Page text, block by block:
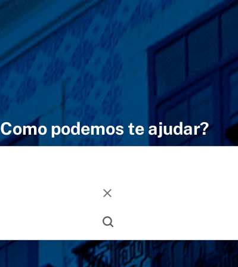
Como podemos te ajudar?